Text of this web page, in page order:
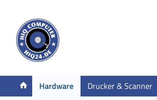
Hardware Drucker & Scanner